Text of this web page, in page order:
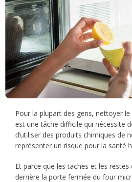
Pour la plupart des gens, nettoyer
est une tâche difficile qui nécessite
d’utiliser des produits chimiques de
représenter un risque pour la santé
Et parce que les taches et les
derrière la porte fermée du four